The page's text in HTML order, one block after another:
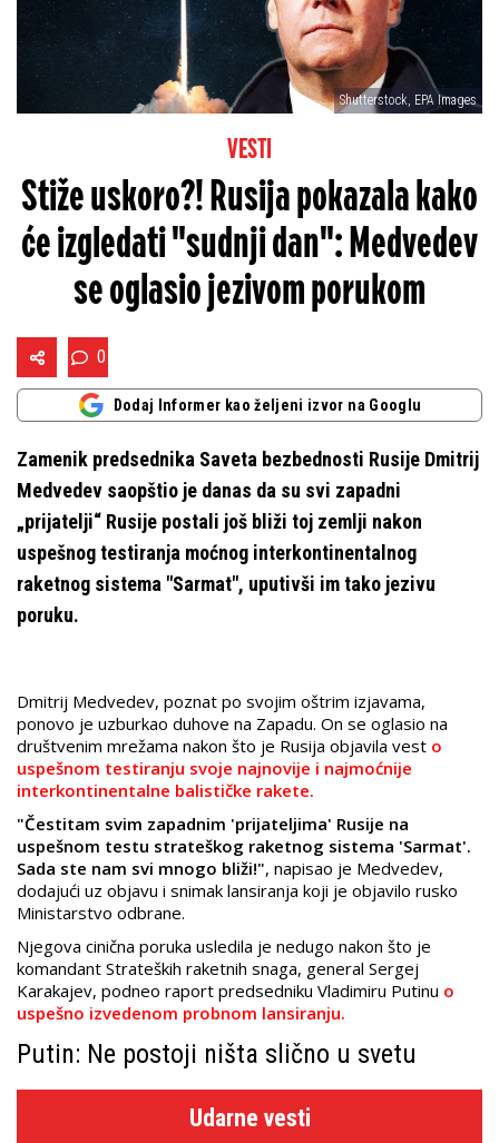
Shutterstock, EPA Images
VESTI
Stiže uskoro?! Rusija pokazala kako
će izgledati "sudnji dan": Medvedev
se oglasio jezivom porukom
0
Dodaj Informer kao željeni izvor na Googlu
Zamenik predsednika Saveta bezbednosti Rusije Dmitrij
Medvedev saopštio je danas da su svi zapadni
„prijatelji“ Rusije postali još bliži toj zemlji nakon
uspešnog testiranja moćnog interkontinentalnog
raketnog sistema "Sarmat", uputivši im tako jezivu
poruku.
Dmitrij Medvedev, poznat po svojim oštrim izjavama,
ponovo je uzburkao duhove na Zapadu. On se oglasio na
društvenim mrežama nakon što je Rusija objavila vest o
uspešnom testiranju svoje najnovije i najmoćnije
interkontinentalne balističke rakete.
"Čestitam svim zapadnim 'prijateljima' Rusije na
uspešnom testu strateškog raketnog sistema 'Sarmat'.
Sada ste nam svi mnogo bliži!", napisao je Medvedev,
dodajući uz objavu i snimak lansiranja koji je objavilo rusko
Ministarstvo odbrane.
Njegova cinična poruka usledila je nedugo nakon što je
komandant Strateških raketnih snaga, general Sergej
Karakajev, podneo raport predsedniku Vladimiru Putinu o
uspešno izvedenom probnom lansiranju.
Putin: Ne postoji ništa slično u svetu
Udarne vesti